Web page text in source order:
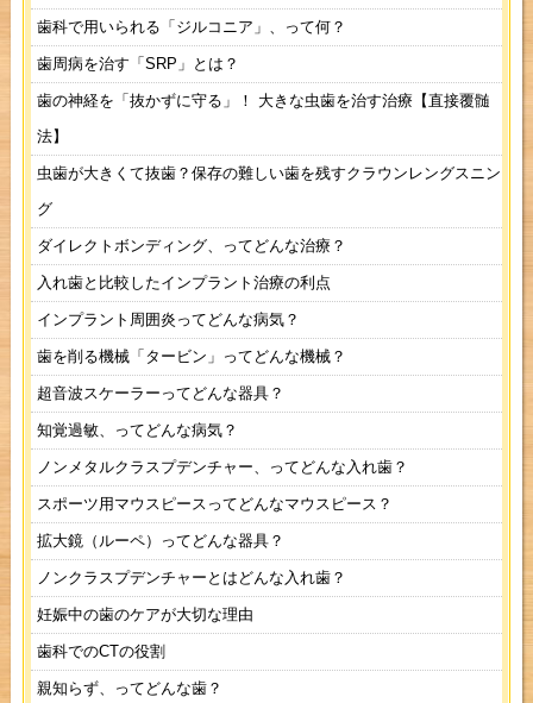
歯科で用いられる「ジルコニア」、って何？
歯周病を治す「SRP」とは？
歯の神経を「抜かずに守る」！ 大きな虫歯を治す治療【直接覆髄
法】
虫歯が大きくて抜歯？保存の難しい歯を残すクラウンレングスニン
グ
ダイレクトボンディング、ってどんな治療？
入れ歯と比較したインプラント治療の利点
インプラント周囲炎ってどんな病気？
歯を削る機械「タービン」ってどんな機械？
超音波スケーラーってどんな器具？
知覚過敏、ってどんな病気？
ノンメタルクラスプデンチャー、ってどんな入れ歯？
スポーツ用マウスピースってどんなマウスピース？
拡大鏡（ルーペ）ってどんな器具？
ノンクラスプデンチャーとはどんな入れ歯？
妊娠中の歯のケアが大切な理由
歯科でのCTの役割
親知らず、ってどんな歯？